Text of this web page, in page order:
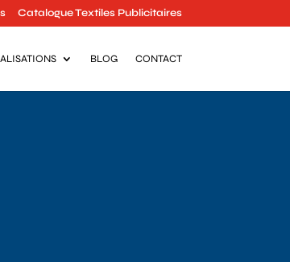
Catalogue Textiles Publicitaires
BLOG CONTACT